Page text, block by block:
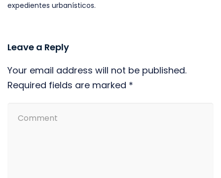
expedientes urbanísticos.
Leave a Reply
Your email address will not be published.
Required fields are marked *